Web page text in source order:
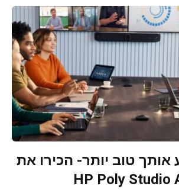
טוב יותר- הכירו את
HP Poly Studio